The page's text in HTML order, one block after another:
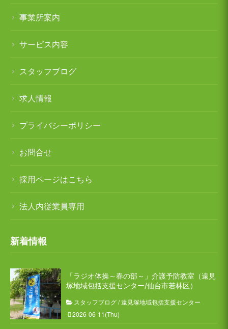
地域密着型特別養護老人ホームチアフル三
求人情報
お問合せ
採用ページはこちら
メニュー項目
事業所案内
サービス内容
スタッフブログ
求人情報
プライバシーポリシー
お問合せ
採用ページはこちら
法人内従業員専用
新着情報
「ラジオ体操～春の部～」介護予防教室（遠見
塚地域包括支援センター/仙台市若林区）
スタッフブログ/遠見塚地域包括支援センター
2026-06-11(Thu)